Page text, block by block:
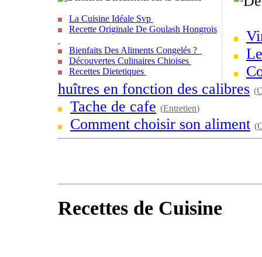
La Cuisine Idéale Svp
Recette Originale De Goulash Hongrois
Bienfaits Des Aliments Congelés ?
Découvertes Culinaires Chioises
Recettes Dietetiques
huîtres en fonction des calibres (
Tache de cafe (Entretien)
Comment choisir son aliment (
Recettes de Cuisine